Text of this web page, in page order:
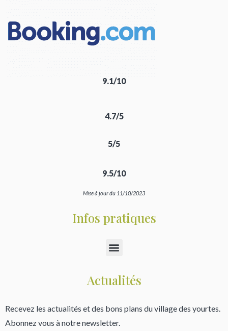
9.1/10
4.7/5
5/5
9.5/10
Mise à jour du 11/10/2023
Infos pratiques
Actualités
Recevez les actualités et des bons plans du village des yourtes.
Abonnez vous à notre newsletter.